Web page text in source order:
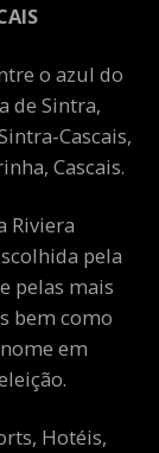
o azul do
de Sintra,
Cascais,
Cascais.
Riviera
pela
pelas mais
bem como
em
Hotéis,